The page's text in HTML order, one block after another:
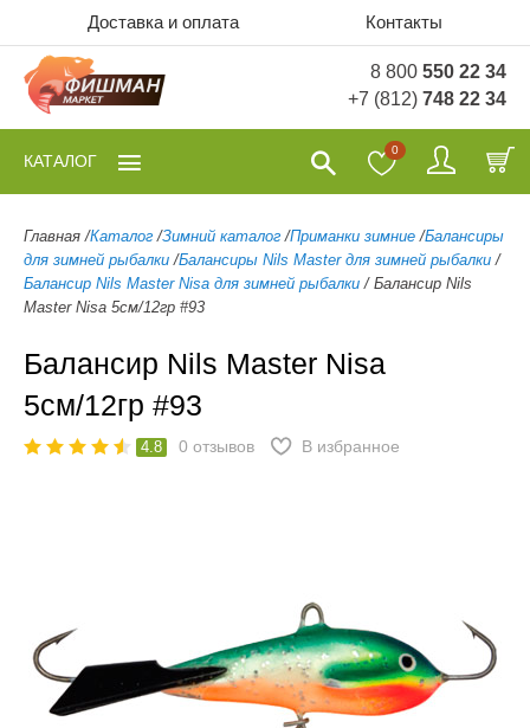
Доставка и оплата Контакты
8 800 550 22 34
+7 (812) 748 22 34
0
КАТАЛОГ
Главная /Каталог /Зимний каталог /Приманки зимние /Балансиры
для зимней рыбалки /Балансиры Nils Master для зимней рыбалки /
Балансир Nils Master Nisa для зимней рыбалки / Балансир Nils
Master Nisa 5см/12гр #93
Балансир Nils Master Nisa
5см/12гр #93
4.8 0 отзывов В избранное